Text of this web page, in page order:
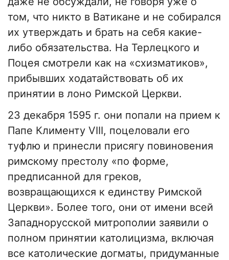
том, что никто в Ватикане и не собирался
их утверждать и брать на себя какие-
либо обязательства. На Терлецкого и
Поцея смотрели как на «схизматиков»,
прибывших ходатайствовать об их
принятии в лоно Римской Церкви.
23 декабря 1595 г. они попали на прием к
Папе Клименту VIII, поцеловали его
туфлю и принесли присягу повиновения
римскому престолу «по форме,
предписанной для греков,
возвращающихся к единству Римской
Церкви». Более того, они от имени всей
Западнорусской митрополии заявили о
полном принятии католицизма, включая
все католические догматы, придуманные